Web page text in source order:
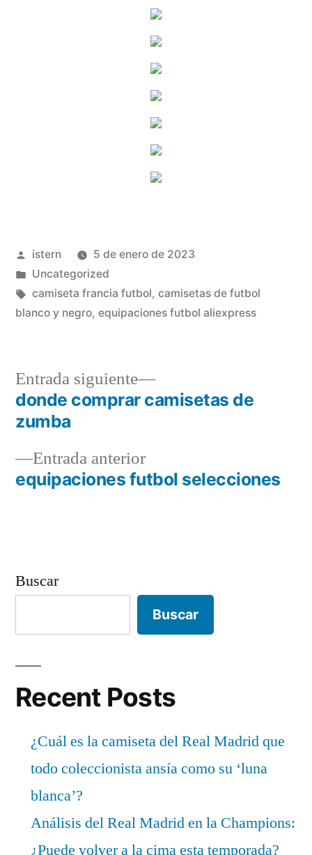
Publicado
por
istern
5 de enero de 2023
Publicado
en
Uncategorized
Etiquetas:
camiseta francia futbol, camisetas de futbol
blanco y negro, equipaciones futbol aliexpress
Navegación
entradas
Entrada anteriorEntrada
anterior:
equipaciones futbol selecciones
Entrada siguiente
Entrada
siguiente:
donde comprar camisetas de
zumba
Buscar
Buscar
Recent Posts
¿Cuál es la camiseta del Real Madrid que
todo coleccionista ansía como su ‘luna
blanca’?
Análisis del Real Madrid en la Champions:
¿Puede volver a la cima esta temporada?